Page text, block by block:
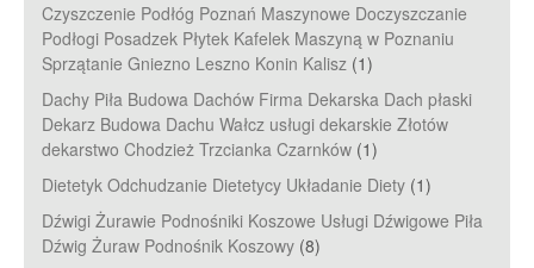
Czyszczenie Podłóg Poznań Maszynowe Doczyszczanie
Podłogi Posadzek Płytek Kafelek Maszyną w Poznaniu
Sprzątanie Gniezno Leszno Konin Kalisz (1)
Dachy Piła Budowa Dachów Firma Dekarska Dach płaski
Dekarz Budowa Dachu Wałcz usługi dekarskie Złotów
dekarstwo Chodzież Trzcianka Czarnków (1)
Dietetyk Odchudzanie Dietetycy Układanie Diety (1)
Dźwigi Żurawie Podnośniki Koszowe Usługi Dźwigowe Piła
Dźwig Żuraw Podnośnik Koszowy (8)